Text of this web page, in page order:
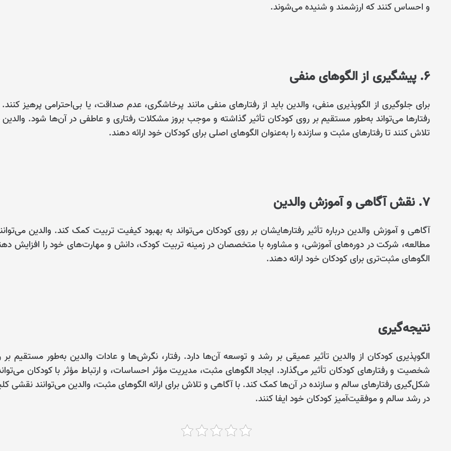
و احساس کنند که ارزشمند و شنیده می‌شوند.
6. پیشگیری از الگوهای منفی
برای جلوگیری از الگوپذیری منفی، والدین باید از رفتارهای منفی مانند پرخاشگری، عدم صداقت، یا بی‌احترامی پرهیز
رفتارها می‌تواند به‌طور مستقیم بر روی کودکان تأثیر گذاشته و موجب بروز مشکلات رفتاری و عاطفی در آن‌ها شود. والدین
تلاش کنند تا رفتارهای مثبت و سازنده را به‌عنوان الگوهای اصلی برای کودکان خود ارائه دهند.
7. نقش آگاهی و آموزش والدین
آگاهی و آموزش والدین درباره تأثیر رفتارهایشان بر روی کودکان می‌تواند به بهبود کیفیت تربیت کمک کند. والدین
مطالعه، شرکت در دوره‌های آموزشی، و مشاوره با متخصصان در زمینه تربیت کودک، دانش و مهارت‌های خود را افزایش
الگوهای مثبت‌تری برای کودکان خود ارائه دهند.
نتیجه‌گیری
الگوپذیری کودکان از والدین تأثیر عمیقی بر رشد و توسعه آن‌ها دارد. رفتار، نگرش‌ها و عادات والدین به‌طور مستقیم
شخصیت و رفتارهای کودکان تأثیر می‌گذارد. ایجاد الگوهای مثبت، مدیریت مؤثر احساسات، و ارتباط مؤثر با کودکان
شکل‌گیری رفتارهای سالم و سازنده در آن‌ها کمک کند. با آگاهی و تلاش برای ارائه الگوهای مثبت، والدین می‌توانند نقشی
در رشد سالم و موفقیت‌آمیز کودکان خود ایفا کنند.